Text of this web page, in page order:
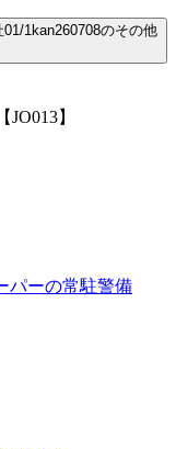
1kan260708のその他
】
ーの常駐警備